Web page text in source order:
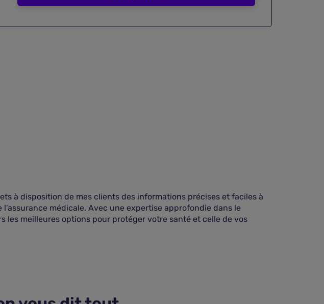
à disposition de mes clients des informations précises et faciles à
médicale. Avec une expertise approfondie dans le
les meilleures options pour protéger votre santé et celle de vos